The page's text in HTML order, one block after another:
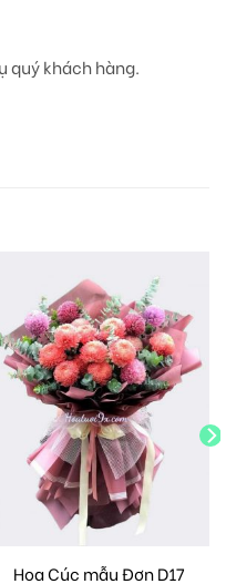
quý khách hàng.
Hoa Cúc mẫu Đơn D17